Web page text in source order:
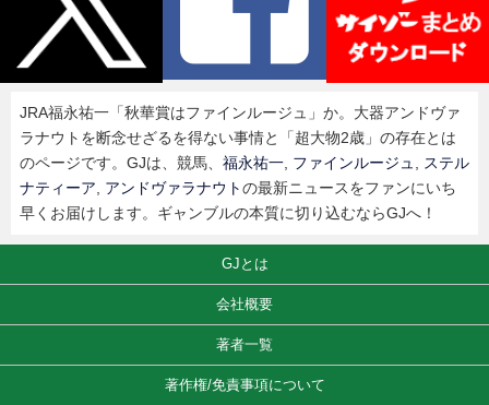
JRA福永祐一「秋華賞はファインルージュ」か。大器アンドヴァ
ラナウトを断念せざるを得ない事情と「超大物2歳」の存在とは
のページです。GJは、競馬、 福永祐一, ファインルージュ, ステル
ナティーア, アンドヴァラナウトの最新ニュースをファンにいち
早くお届けします。ギャンブルの本質に切り込むならGJへ！
GJとは
会社概要
著者一覧
著作権/免責事項について